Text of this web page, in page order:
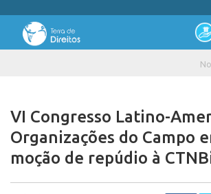
VI Congresso Latino-
Organizações do Campo
moção de repúdio à